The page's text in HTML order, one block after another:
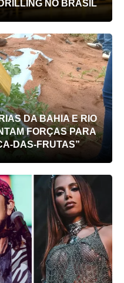
NO BRASIL
DA BAHIA E RIO
FORÇAS PARA
DAS-FRUTAS”